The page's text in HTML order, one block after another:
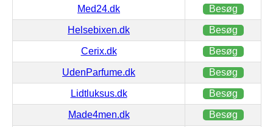
Med24.dk Besøg
Helsebixen.dk Besøg
Cerix.dk Besøg
UdenParfume.dk Besøg
Lidtluksus.dk Besøg
Made4men.dk Besøg